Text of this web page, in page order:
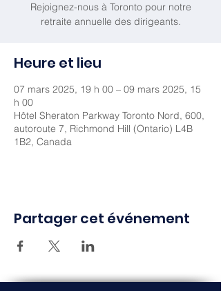
Rejoignez-nous à Toronto pour notre
retraite annuelle des dirigeants.
Heure et lieu
07 mars 2025, 19 h 00 – 09 mars 2025, 15
h 00
Hôtel Sheraton Parkway Toronto Nord, 600,
autoroute 7, Richmond Hill (Ontario) L4B
1B2, Canada
Partager cet événement